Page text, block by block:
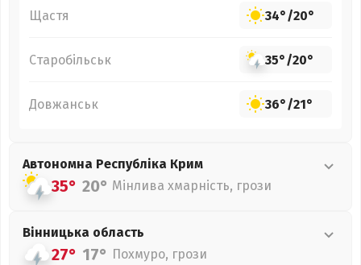
Щастя 34°/20°
Старобільськ 35°/20°
Довжанськ 36°/21°
Автономна Республіка Крим
35° 20° Мінлива хмарність, грози
Вінницька область
27° 17° Похмуро, грози